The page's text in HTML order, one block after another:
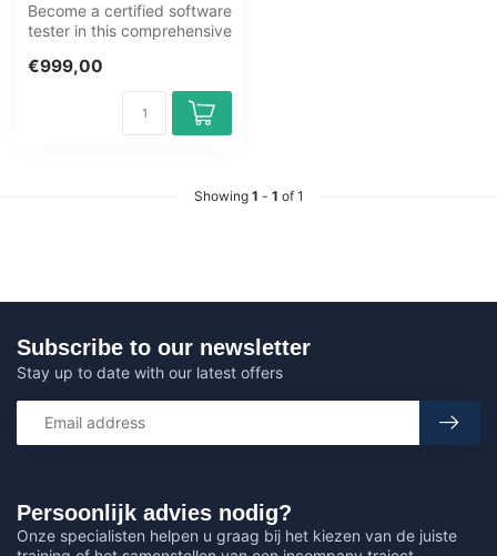
Become a certified software
tester in this comprehensive
€999,00
Showing 1 - 1 of 1
Persoonlijk advies nodig?
Onze specialisten helpen u graag bij het kiezen van de juiste
Subscribe to our newsletter
Stay up to date with our latest offers